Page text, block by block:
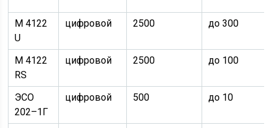
M 4122
U
цифровой 2500 до 300
M 4122
RS
цифровой 2500 до 100
ЭСО
202–1Г
цифровой 500 до 10